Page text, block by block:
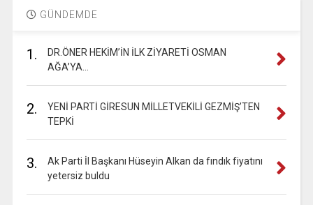
GÜNDEMDE
1.
DR.ÖNER HEKİM’İN İLK ZİYARETİ OSMAN
AĞA’YA…
2.
YENİ PARTİ GİRESUN MİLLETVEKİLİ GEZMİŞ’TEN
TEPKİ
3.
Ak Parti İl Başkanı Hüseyin Alkan da fındık fiyatını
yetersiz buldu